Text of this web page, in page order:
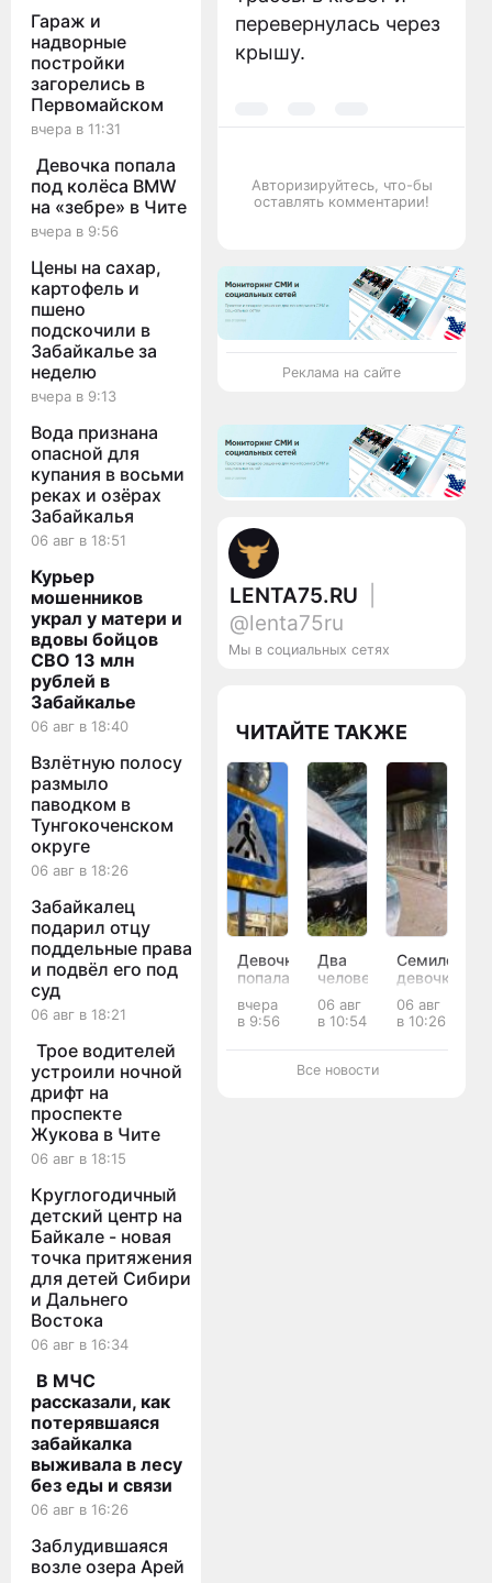
Гараж и
надворные
постройки
загорелись в
Первомайском
вчера в 11:31
Девочка попала
под колёса BMW
на «зебре» в Чите
вчера в 9:56
Цены на сахар,
картофель и
пшено
подскочили в
Забайкалье за
неделю
вчера в 9:13
Вода признана
опасной для
купания в восьми
реках и озёрах
Забайкалья
06 авг в 18:51
Курьер
мошенников
украл у матери и
вдовы бойцов
СВО 13 млн
рублей в
Забайкалье
06 авг в 18:40
Взлётную полосу
размыло
паводком в
Тунгокоченском
округе
06 авг в 18:26
Забайкалец
подарил отцу
поддельные права
и подвёл его под
суд
06 авг в 18:21
Трое водителей
устроили ночной
дрифт на
проспекте
Жукова в Чите
06 авг в 18:15
Круглогодичный
детский центр на
Байкале - новая
точка притяжения
для детей Сибири
и Дальнего
Востока
06 авг в 16:34
В МЧС
рассказали, как
потерявшаяся
забайкалка
выживала в лесу
без еды и связи
06 авг в 16:26
Заблудившаяся
возле озера Арей
перевернулась через
крышу.
Авторизируйтесь, что-бы
оставлять комментарии!
Реклама на сайте
LENTA75.RU
@lenta75ru
Мы в социальных сетях
ЧИТАЙТЕ ТАКЖЕ
Девочка
попала
колёса
BMW
на
«зебре»
вчера
в 9:56
Два
человека
пострадали
в ДТП
на
встречке
в
06 авг
в 10:54
Семилетняя
девочка
попала
под
колёса
иномарки
06 авг
в 10:26
Все новости